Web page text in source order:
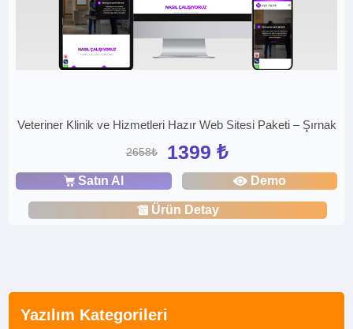
Yazılım Kategorileri
Veteriner Klinik ve Hizmetleri Hazır Web Sitesi Paketi – Şırnak
2658₺ 1399 ₺
Satın Al Demo
Ürün Detay